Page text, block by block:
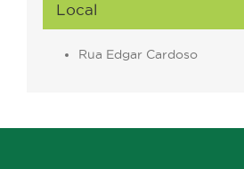
Local
Rua Edgar Cardoso